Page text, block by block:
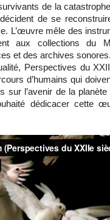
de la
de se
L’œuvre mêle des
aux collections du
et des archives
Perspectives du
d’humains qui
sur l’avenir de la
dédicacer cette